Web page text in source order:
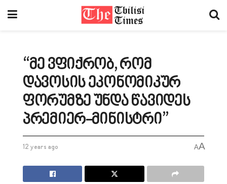
“მე ვფიქრობ, რომ
დავოსის ეკონომიკურ
ფორუმზე უნდა წავიდეს
პრემიერ-მინისტრი”
12 years ago AA